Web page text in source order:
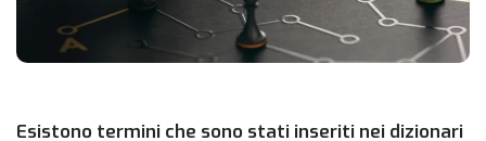
Esistono termini che sono stati inseriti nei dizionari